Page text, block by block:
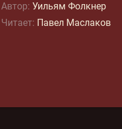
Автор: Уильям Фолкнер
Читает: Павел Маслаков